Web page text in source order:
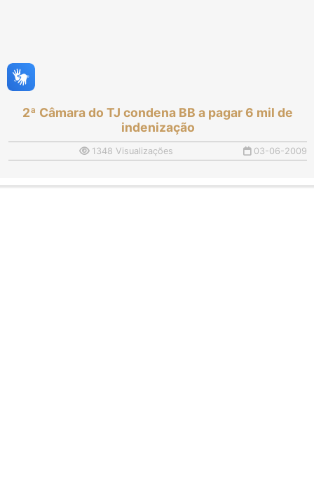
2ª Câmara do TJ condena BB a pagar 6 mil de
indenização
1348 Visualizações 03-06-2009